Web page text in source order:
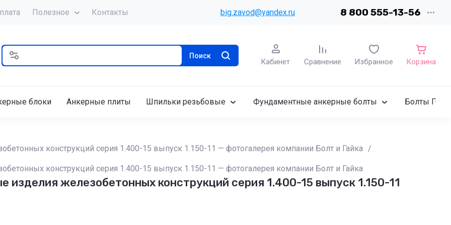
Полезное Контакты big.zavod@yandex.ru 8 800 555-13-56
Поиск
Кабинет Сравнение Избранное Корзина
блоки Анкерные плиты Шпильки резьбовые Фундаментные анкерные болты Болты
конструкций серия 1.400-15 выпуск 1.150-11 — фотогалерея компании Болт и Гайка /
конструкций серия 1.400-15 выпуск 1.150-11 — фотогалерея компании Болт и Гайка
железобетонных конструкций серия 1.400-15 выпуск 1.150-11